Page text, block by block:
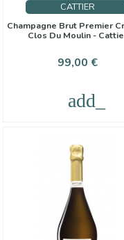
CATTIER
Champagne Brut Premier
Clos Du Moulin -
Prezzo
99,00 €